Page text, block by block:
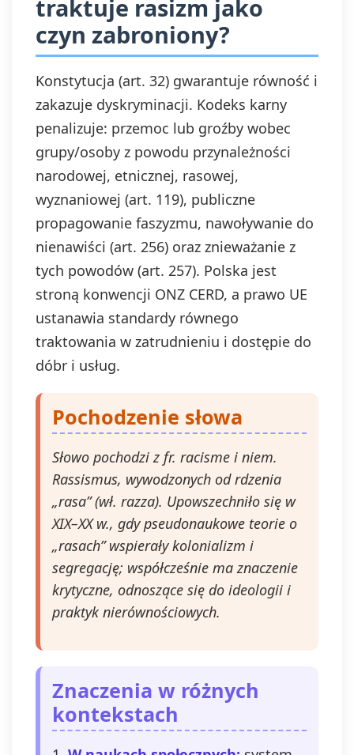
traktuje rasizm jako
czyn zabroniony?
Konstytucja (art. 32) gwarantuje równość i
zakazuje dyskryminacji. Kodeks karny
penalizuje: przemoc lub groźby wobec
grupy/osoby z powodu przynależności
narodowej, etnicznej, rasowej,
wyznaniowej (art. 119), publiczne
propagowanie faszyzmu, nawoływanie do
nienawiści (art. 256) oraz znieważanie z
tych powodów (art. 257). Polska jest
stroną konwencji ONZ CERD, a prawo UE
ustanawia standardy równego
traktowania w zatrudnieniu i dostępie do
dóbr i usług.
Pochodzenie słowa
Słowo pochodzi z fr. racisme i niem.
Rassismus, wywodzonych od rdzenia
„rasa” (wł. razza). Upowszechniło się w
XIX–XX w., gdy pseudonaukowe teorie o
„rasach” wspierały kolonializm i
segregację; współcześnie ma znaczenie
krytyczne, odnoszące się do ideologii i
praktyk nierównościowych.
Znaczenia w różnych
kontekstach